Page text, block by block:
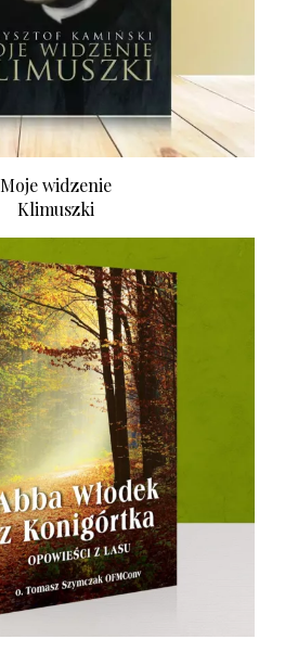
Moje widzenie
Klimuszki